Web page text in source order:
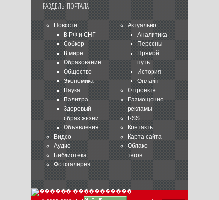
РАЗДЕЛЫ ПОРТАЛА
Новости
В РФ и СНГ
Собкор
В мире
Образование
Общество
Экономика
Наука
Палитра
Здоровый
образ жизни
Объявления
Видео
Аудио
Библиотека
Фотогалерея
Актуально
Аналитика
Персоны
Прямой
путь
История
Онлайн
О проекте
Размещение
рекламы
RSS
Контакты
Карта сайта
Облако
тегов